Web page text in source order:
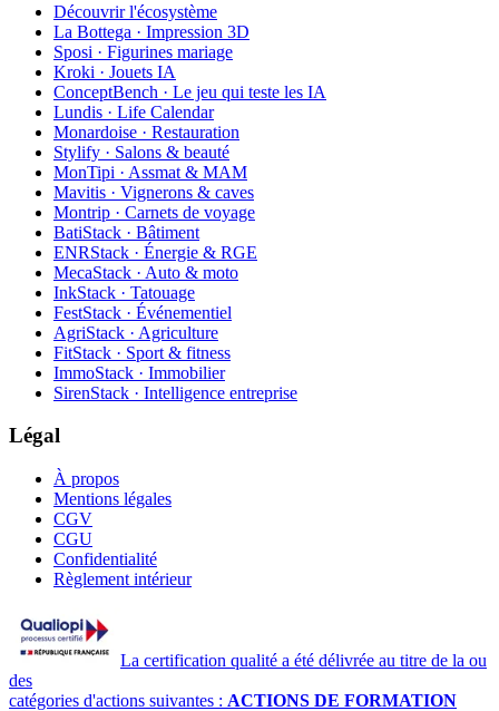
Découvrir l'écosystème
La Bottega · Impression 3D
Sposi · Figurines mariage
Kroki · Jouets IA
ConceptBench · Le jeu qui teste les IA
Lundis · Life Calendar
Monardoise · Restauration
Stylify · Salons & beauté
MonTipi · Assmat & MAM
Mavitis · Vignerons & caves
Montrip · Carnets de voyage
BatiStack · Bâtiment
ENRStack · Énergie & RGE
MecaStack · Auto & moto
InkStack · Tatouage
FestStack · Événementiel
AgriStack · Agriculture
FitStack · Sport & fitness
ImmoStack · Immobilier
SirenStack · Intelligence entreprise
Légal
À propos
Mentions légales
CGV
CGU
Confidentialité
Règlement intérieur
La certification qualité a été délivrée au titre de la ou
des
catégories d'actions suivantes : ACTIONS DE FORMATION